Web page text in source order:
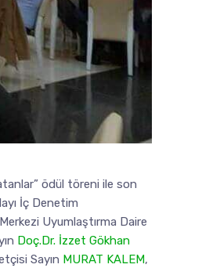
ödül töreni ile son
İç Denetim
Uyumlaştırma Daire
Doç.Dr. İzzet Gökhan
Sayın MURAT KALEM,